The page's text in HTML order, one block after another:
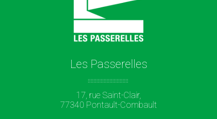
Les Passerelles
17, rue Saint-Clair,
77340 Pontault-Combault